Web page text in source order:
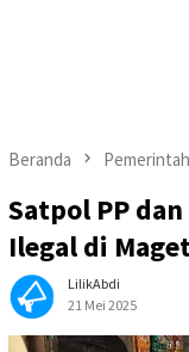
Beranda
Satpol PP
Ilegal di
LilikAbdi
21 Mei 2025